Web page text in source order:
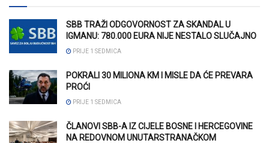
SBB TRAŽI ODGOVORNOST ZA SKANDAL U
IGMANU: 780.000 EURA NIJE NESTALO SLUČAJNO
PRIJE 1 SEDMICA
POKRALI 30 MILIONA KM I MISLE DA ĆE PREVARA
PROĆI
PRIJE 1 SEDMICA
ČLANOVI SBB-A IZ CIJELE BOSNE I HERCEGOVINE
NA REDOVNOM UNUTARSTRANAČKOM